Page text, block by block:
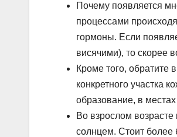
Почему появляется
процессами
гормоны. Если
висячими), то скорее
Кроме того, обратите
конкретного участка
образование, в
Во взрослом
солнцем. Стоит более